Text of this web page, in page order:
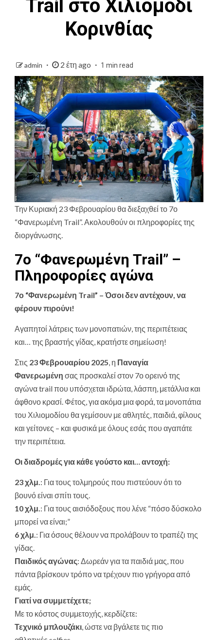
Trail στο Χιλιομόδι
Κορινθίας
admin 2 έτη ago 1 min read
Την Κυριακή 23 Φεβρουαρίου θα διεξαχθεί το 7ο
“Φανερωμένη Trail”. Ακολουθούν οι πληροφορίες της
διοργάνωσης.
7ο “Φανερωμένη Trail” –
Πληροφορίες αγώνα
7ο “Φανερωμένη Trail” – Όσοι δεν αντέχουν, να
φέρουν πιρούνι!
Αγαπητοί λάτρεις των μονοπατιών, της περιπέτειας
και… της βραστής γίδας, κρατήστε σημείωση!
Στις 23 Φεβρουαρίου 2025 , η Παναγία
Φανερωμένη σας προσκαλεί στον 7ο ορεινό της
αγώνα trail που υπόσχεται ιδρώτα, λάσπη, μετάλλια και
άφθονο κρασί. Φέτος, για ακόμα μια φορά, τα μονοπάτια
του Χιλιομοδίου θα γεμίσουν με αθλητές, παιδιά, φίλους
και γείτονες – και φυσικά με όλους εσάς που αγαπάτε
την περιπέτεια.
Οι διαδρομές για κάθε γούστο και… αντοχή:
23 χλμ. : Για τους τολμηρούς που πιστεύουν ότι το
βουνό είναι σπίτι τους.
10 χλμ. : Για τους αισιόδοξους που λένε “πόσο δύσκολο
μπορεί να είναι;”
6 χλμ. : Για όσους θέλουν να προλάβουν το τραπέζι της
γίδας.
Παιδικός αγώνας: Δωρεάν για τα παιδιά μας, που
πάντα βρίσκουν τρόπο να τρέχουν πιο γρήγορα από
εμάς.
Γιατί να συμμετέχετε;
Με το κόστος συμμετοχής, κερδίζετε:
Τεχνικό μπλουζάκι , ώστε να βγάλετε τις πιο